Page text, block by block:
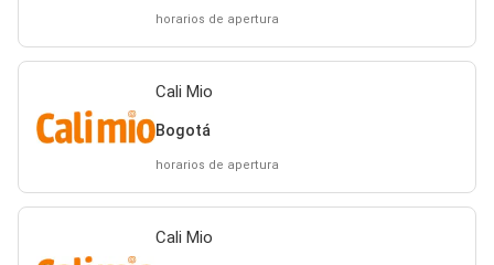
horarios de apertura
Cali Mio
Bogotá
horarios de apertura
Cali Mio